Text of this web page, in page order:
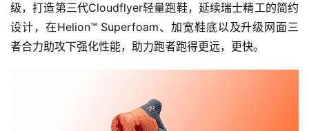
级，打造第三代Cloudflyer轻量跑鞋，延续瑞士精工的简约
设计，在Helion™ Superfoam、加宽鞋底以及升级网面三
者合力助攻下强化性能，助力跑者跑得更远，更快。